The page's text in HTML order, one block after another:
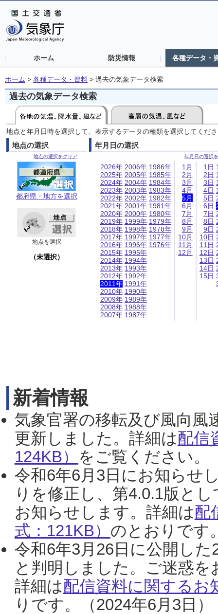
ホーム 防災情報 各種データ・
ホーム > 各種データ・資料 > 過去の気象データ検索
過去の気象データ検索
地点と年月日時を選択して、表示するデータの種類を選択してくだ
地点の選択
地点の選択をクリア
都府県・地方を選択
地点を選択
（未選択）
年月日の選択
年月日の選択
2026年
2025年
2024年
2023年
2022年
2021年
2020年
2019年
2018年
2017年
2016年
2015年
2014年
2013年
2012年
2011年
2010年
2009年
2008年
2007年
2006年
2005年
2004年
2003年
2002年
2001年
2000年
1999年
1998年
1997年
1996年
1995年
1994年
1993年
1992年
1991年
1990年
1989年
1988年
1987年
1986年
1985年
1984年
1983年
1982年
1981年
1980年
1979年
1978年
1977年
1976年
1月
2月
3月
4月
5月
6月
7月
8月
9月
10月
11月
12月
1日
2日
3日
4日
5日
6日
7日
8日
9日
10日
11日
12日
13日
14日
15日
新着情報
気象官署の移転及び風向風
更新しました。詳細は配信
124KB） をご覧ください。
令和6年6月3日にお知らせ
りを修正し、第4.0.1版と
お知らせします。詳細は配
式：121KB） のとおりです
令和6年3月26日に公開し
と判明しました。ご迷惑
詳細は配信資料に関するお
りです。（2024年6月3日）